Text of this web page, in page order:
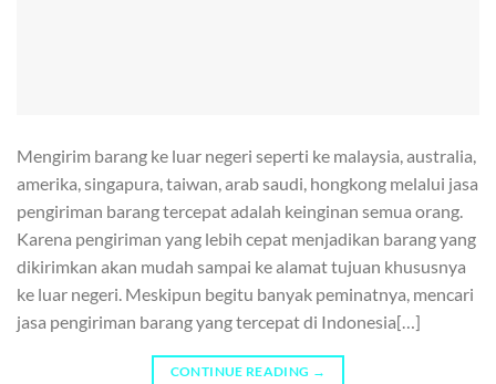
Mengirim barang ke luar negeri seperti ke malaysia, australia,
amerika, singapura, taiwan, arab saudi, hongkong melalui jasa
pengiriman barang tercepat adalah keinginan semua orang.
Karena pengiriman yang lebih cepat menjadikan barang yang
dikirimkan akan mudah sampai ke alamat tujuan khususnya
ke luar negeri. Meskipun begitu banyak peminatnya, mencari
jasa pengiriman barang yang tercepat di Indonesia[…]
CONTINUE READING →